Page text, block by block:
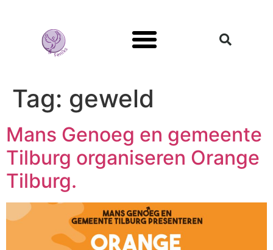
Tag: geweld
Mans Genoeg en gemeente
Tilburg organiseren Orange
Tilburg.